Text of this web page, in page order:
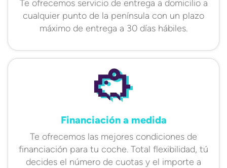
Te ofrecemos servicio de entrega a domicilio a
cualquier punto de la península con un plazo
máximo de entrega a 30 días hábiles.
Financiación a medida
Te ofrecemos las mejores condiciones de
financiación para tu coche. Total flexibilidad, tú
decides el número de cuotas y el importe a